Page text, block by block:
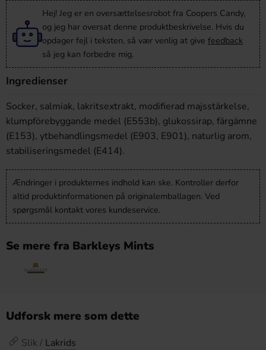
Hej! Jeg er en oversættelsesrobot fra Coopers Candy,
og jeg har oversat denne produktbeskrivelse. Hvis du
opdager fejl i teksten, så vær venlig at give feedback
så jeg kan forbedre mig.
Ingredienser
Socker, salmiak, lakritsextrakt, modifierad majsstärkelse,
klumpförebyggande medel (E553b), glukossirap, färgämne
(E153), ytbehandlingsmedel (E903, E901), naturlig arom,
stabiliseringsmedel (E414).
Ændringer i produkternes indhold kan ske. Kontroller derfor
altid produktinformationen på originalemballagen. Ved
spørgsmål kontakt vores kundeservice.
Se mere fra Barkleys Mints
Udforsk mere som dette
Slik / Lakrids